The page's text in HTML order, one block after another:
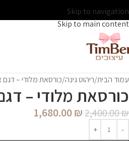
Skip to navigation
Skip to main content
עמוד הבית ריהוט גינה כורסאת מלודי – דגם
כורסאת מלודי –
2,400.00₪
1,680.00₪